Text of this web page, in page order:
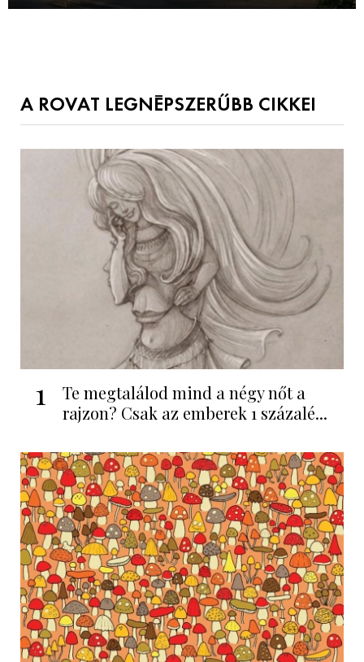
A ROVAT LEGNÉPSZERŰBB CIKKEI
1
Te megtalálod mind a négy nőt a
rajzon? Csak az emberek 1 százalé...